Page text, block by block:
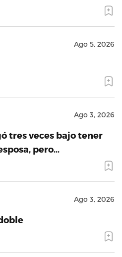
Ago 5, 2026
Ago 3, 2026
tres veces bajo tener
pero…
Ago 3, 2026